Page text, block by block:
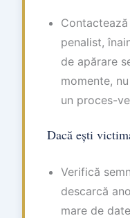
penalist,
de apărare
momente,
un proces-
Dacă ești
Verifică
descarcă
mare de